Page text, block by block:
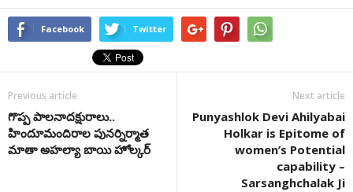
Facebook Twitter
Previous article
గొప్ప పాలనాదక్షురాలు..
హిందూమందిరాల పునర్నిర్మాత
మాతా అహల్యా బాయి హోల్కర్
Next article
Punyashlok Devi Ahilyabai
Holkar is Epitome of
women’s Potential
capability –
Sarsanghchalak Ji